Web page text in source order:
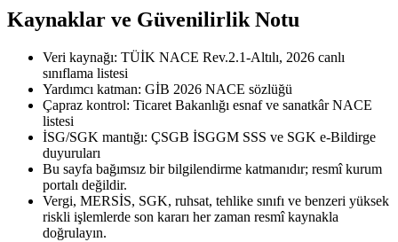
Kaynaklar ve Güvenilirlik Notu
Veri kaynağı: TÜİK NACE Rev.2.1-Altılı, 2026 canlı
sınıflama listesi
Yardımcı katman: GİB 2026 NACE sözlüğü
Çapraz kontrol: Ticaret Bakanlığı esnaf ve sanatkâr NACE
listesi
İSG/SGK mantığı: ÇSGB İSGGM SSS ve SGK e-Bildirge
duyuruları
Bu sayfa bağımsız bir bilgilendirme katmanıdır; resmî kurum
portalı değildir.
Vergi, MERSİS, SGK, ruhsat, tehlike sınıfı ve benzeri yüksek
riskli işlemlerde son kararı her zaman resmî kaynakla
doğrulayın.